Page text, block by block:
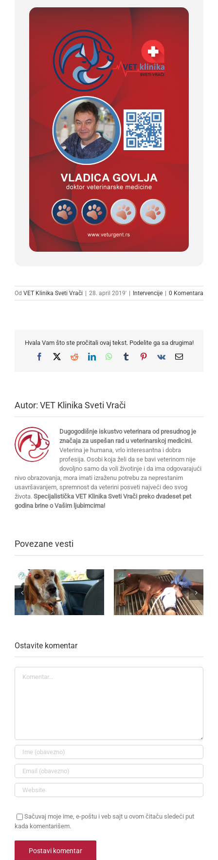
Od VET Klinika Sveti Vrači | 28. april 2019' | Intervencije | 0 Komentara
Hvala Vam što ste pročitali ovaj tekst. Podelite ga sa drugima!
Facebook
X RedditLinkedInWhatsApp
TumblrPinterest
Vk Email
Autor: VET Klinika Sveti Vrači
Dugogodišnje iskustvo veterinara od presudnog je
značaja za uspešan rad u veterinarskoj medicini.
Veterina je humana, vrlo interesantna i dobra
profesija. Osobi koja želi da se bavi veterinom nije
dovoljno samo da voli životinje i da ima odgovarajući
nivo obrazovanja, mora imati izraženu potrebu za neprestanim
usavršavanjem, spremnost da veterini posveti najveći deo svog
života. Specijalistička VET Klinika Sveti Vrači preko dvadeset pet
godina brine o Vašim ljubimcima!
Povezane vesti
Ostavite komentar
Komentar
Sačuvaj moje ime, e-poštu i veb sajt u ovom čitaču sledeći put
kada komentarišem.